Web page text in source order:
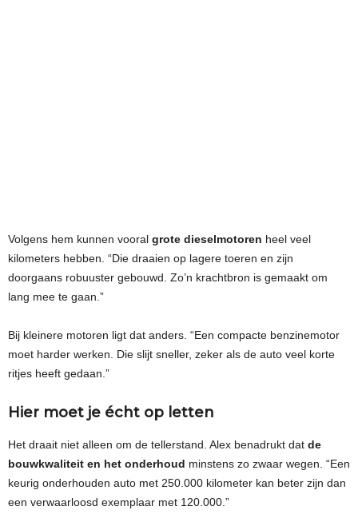
Volgens hem kunnen vooral grote dieselmotoren heel veel
kilometers hebben. “Die draaien op lagere toeren en zijn
doorgaans robuuster gebouwd. Zo’n krachtbron is gemaakt om
lang mee te gaan.”
Bij kleinere motoren ligt dat anders. “Een compacte benzinemotor
moet harder werken. Die slijt sneller, zeker als de auto veel korte
ritjes heeft gedaan.”
Hier moet je écht op letten
Het draait niet alleen om de tellerstand. Alex benadrukt dat de
bouwkwaliteit en het onderhoud minstens zo zwaar wegen. “Een
keurig onderhouden auto met 250.000 kilometer kan beter zijn dan
een verwaarloosd exemplaar met 120.000.”